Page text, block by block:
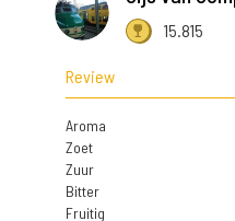
15.815
Review
Aroma
Zoet
Zuur
Bitter
Fruitig